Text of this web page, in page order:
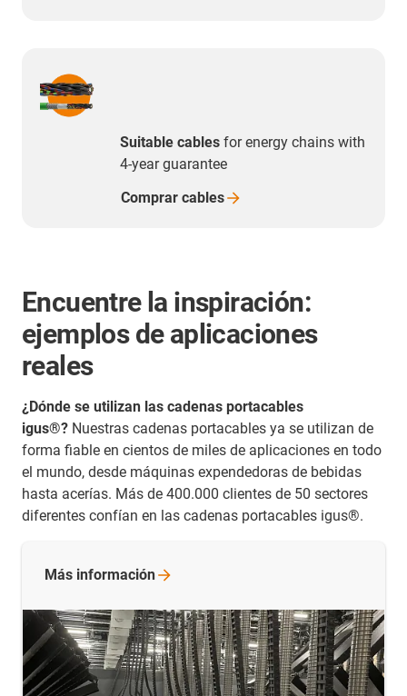
Suitable cables for energy chains with
4-year guarantee
Comprar cables
Encuentre la inspiración:
ejemplos de aplicaciones
reales
¿Dónde se utilizan las cadenas portacables
igus®? Nuestras cadenas portacables ya se utilizan de
forma fiable en cientos de miles de aplicaciones en todo
el mundo, desde máquinas expendedoras de bebidas
hasta acerías. Más de 400.000 clientes de 50 sectores
diferentes confían en las cadenas portacables igus®.
Más información